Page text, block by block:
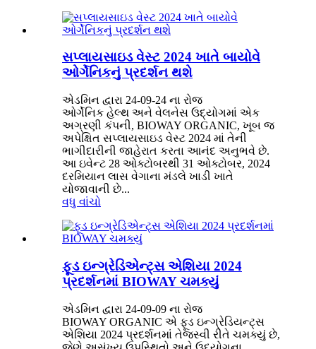
સપ્લાયસાઇડ વેસ્ટ 2024 ખાતે બાયોવે
ઓર્ગેનિકનું પ્રદર્શન થશે
એડમિન દ્વારા 24-09-24 ના રોજ
ઓર્ગેનિક હેલ્થ અને વેલનેસ ઉદ્યોગમાં એક
અગ્રણી કંપની, BIOWAY ORGANIC, ખૂબ જ
અપેક્ષિત સપ્લાયસાઇડ વેસ્ટ 2024 માં તેની
ભાગીદારીની જાહેરાત કરતા આનંદ અનુભવે છે.
આ ઇવેન્ટ 28 ઓક્ટોબરથી 31 ઓક્ટોબર, 2024
દરમિયાન લાસ વેગાના મંડલે ખાડી ખાતે
યોજાવાની છે...
વધુ વાંચો
ફૂડ ઇન્ગ્રેડિએન્ટ્સ એશિયા 2024
પ્રદર્શનમાં BIOWAY ચમક્યું
એડમિન દ્વારા 24-09-09 ના રોજ
BIOWAY ORGANIC એ ફૂડ ઇન્ગ્રેડિયન્ટ્સ
એશિયા 2024 પ્રદર્શનમાં તેજસ્વી રીતે ચમક્યું છે,